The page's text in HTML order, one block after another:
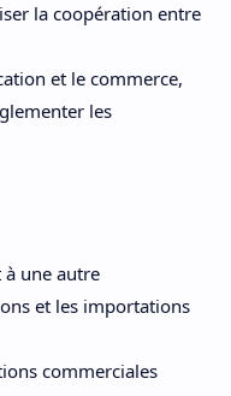
la coopération entre
et le commerce,
les
une autre
et les importations
commerciales